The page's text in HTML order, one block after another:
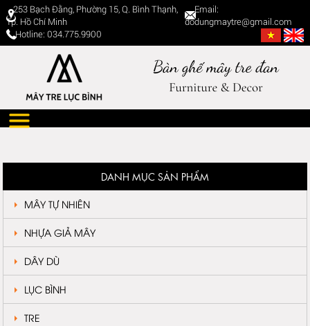
253 Bạch Đằng, Phường 15, Q. Bình Thạnh,
Tp. Hồ Chí Minh
Email:
dodungmaytre@gmail.com
Hotline: 034.775.9900
DANH MỤC SẢN PHẨM
MÂY TỰ NHIÊN
NHỰA GIẢ MÂY
DÂY DÙ
LỤC BÌNH
TRE